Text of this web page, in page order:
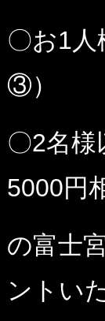
〇お1人
③）
〇2名様
5000円
の富士
ントい